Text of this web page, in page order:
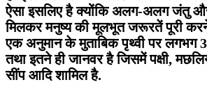
ऐसा इसलिए है क्योंकि अलग-अलग जंतु
मिलकर मनुष्य की मूलभूत जरूरतें पूरी
एक अनुमान के मुताबिक पृथ्वी पर लगभग
तथा इतने ही जानवर है जिसमें पक्षी,
सींप आदि शामिल है.